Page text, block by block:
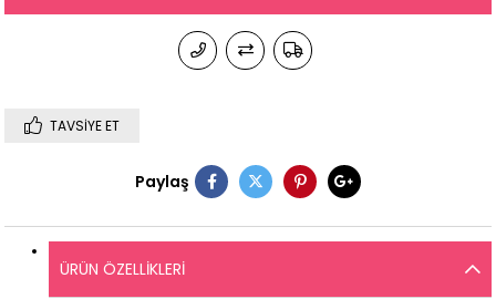
TAVSIYE ET
Paylaş
ÜRÜN ÖZELLIKLERI